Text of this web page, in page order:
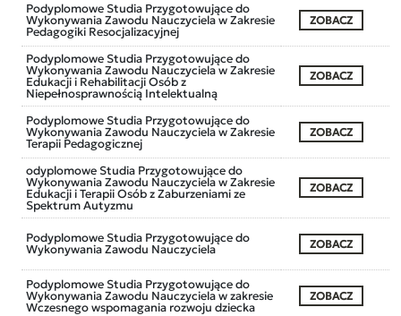
Podyplomowe Studia Przygotowujące do
Wykonywania Zawodu Nauczyciela w Zakresie
Pedagogiki Resocjalizacyjnej
ZOBACZ
Podyplomowe Studia Przygotowujące do
Wykonywania Zawodu Nauczyciela w Zakresie
Edukacji i Rehabilitacji Osób z
Niepełnosprawnością Intelektualną
ZOBACZ
Podyplomowe Studia Przygotowujące do
Wykonywania Zawodu Nauczyciela w Zakresie
Terapii Pedagogicznej
ZOBACZ
odyplomowe Studia Przygotowujące do
Wykonywania Zawodu Nauczyciela w Zakresie
Edukacji i Terapii Osób z Zaburzeniami ze
Spektrum Autyzmu
ZOBACZ
Podyplomowe Studia Przygotowujące do
Wykonywania Zawodu Nauczyciela ZOBACZ
Podyplomowe Studia Przygotowujące do
Wykonywania Zawodu Nauczyciela w zakresie
Wczesnego wspomagania rozwoju dziecka
ZOBACZ